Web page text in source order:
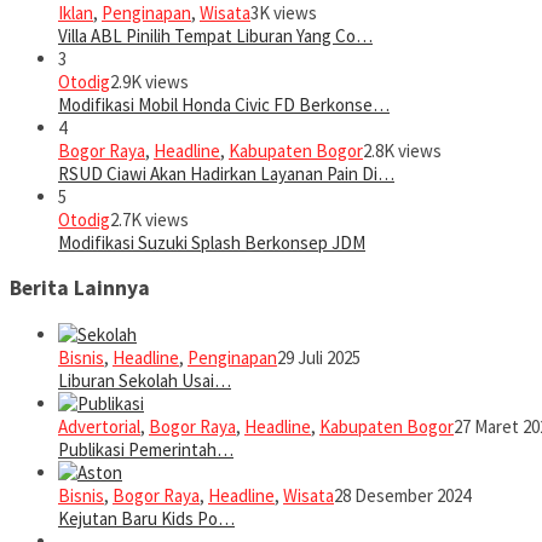
Iklan, Penginapan, Wisata3K views
Villa ABL Pinilih Tempat Liburan Yang Co…
3
Otodig2.9K views
Modifikasi Mobil Honda Civic FD Berkonse…
4
Bogor Raya, Headline, Kabupaten Bogor2.8K views
RSUD Ciawi Akan Hadirkan Layanan Pain Di…
5
Otodig2.7K views
Modifikasi Suzuki Splash Berkonsep JDM
Berita Lainnya
Bisnis, Headline, Penginapan29 Juli 2025
Liburan Sekolah Usai…
Advertorial, Bogor Raya, Headline, Kabupaten Bogor27 Maret
Publikasi Pemerintah…
Bisnis, Bogor Raya, Headline, Wisata28 Desember 2024
Kejutan Baru Kids Po…